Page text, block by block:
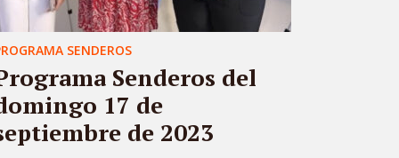
SENDEROS
Senderos del
17 de
de 2023